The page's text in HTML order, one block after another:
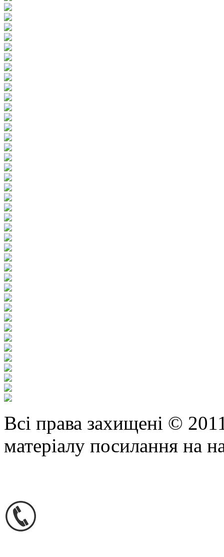
Всі права захищені ©
матеріалу посилання на